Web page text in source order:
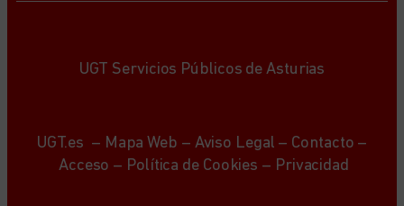
UGT Servicios Públicos de Asturias
UGT.es – Mapa Web – Aviso Legal – Contacto –
Acceso – Política de Cookies – Privacidad